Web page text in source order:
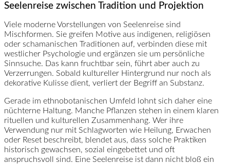
Seelenreise zwischen Tradition und Projektion
Viele moderne Vorstellungen von Seelenreise sind
Mischformen. Sie greifen Motive aus indigenen, religiösen
oder schamanischen Traditionen auf, verbinden diese mit
westlicher Psychologie und ergänzen sie um persönliche
Sinnsuche. Das kann fruchtbar sein, führt aber auch zu
Verzerrungen. Sobald kultureller Hintergrund nur noch als
dekorative Kulisse dient, verliert der Begriff an Substanz.
Gerade im ethnobotanischen Umfeld lohnt sich daher eine
nüchterne Haltung. Manche Pflanzen stehen in einem klaren
rituellen und kulturellen Zusammenhang. Wer ihre
Verwendung nur mit Schlagworten wie Heilung, Erwachen
oder Reset beschreibt, blendet aus, dass solche Praktiken
historisch gewachsen, sozial eingebettet und oft
anspruchsvoll sind. Eine Seelenreise ist dann nicht bloß ein